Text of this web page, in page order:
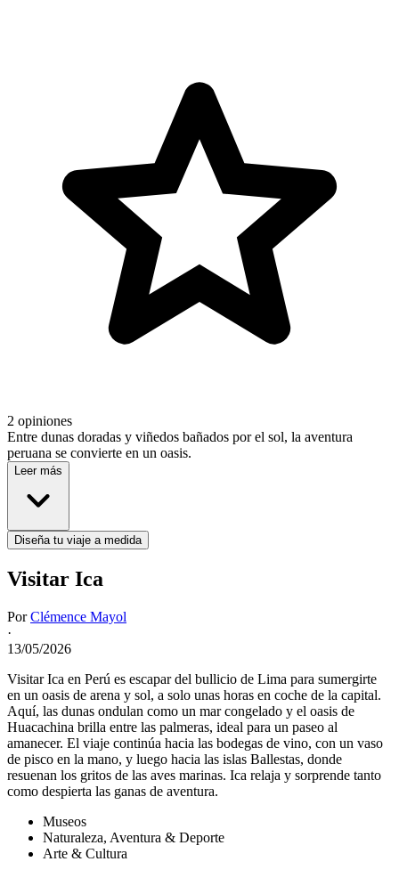
2 opiniones
Entre dunas doradas y viñedos bañados por el sol, la aventura
peruana se convierte en un oasis.
Leer más
Diseña tu viaje a medida
Visitar Ica
PorClémence Mayol
·
13/05/2026
Visitar Ica en Perú es escapar del bullicio de Lima para sumergirte
en un oasis de arena y sol, a solo unas horas en coche de la capital.
Aquí, las dunas ondulan como un mar congelado y el oasis de
Huacachina brilla entre las palmeras, ideal para un paseo al
amanecer. El viaje continúa hacia las bodegas de vino, con un vaso
de pisco en la mano, y luego hacia las islas Ballestas, donde
resuenan los gritos de las aves marinas. Ica relaja y sorprende tanto
como despierta las ganas de aventura.
Museos
Naturaleza, Aventura & Deporte
Arte & Cultura